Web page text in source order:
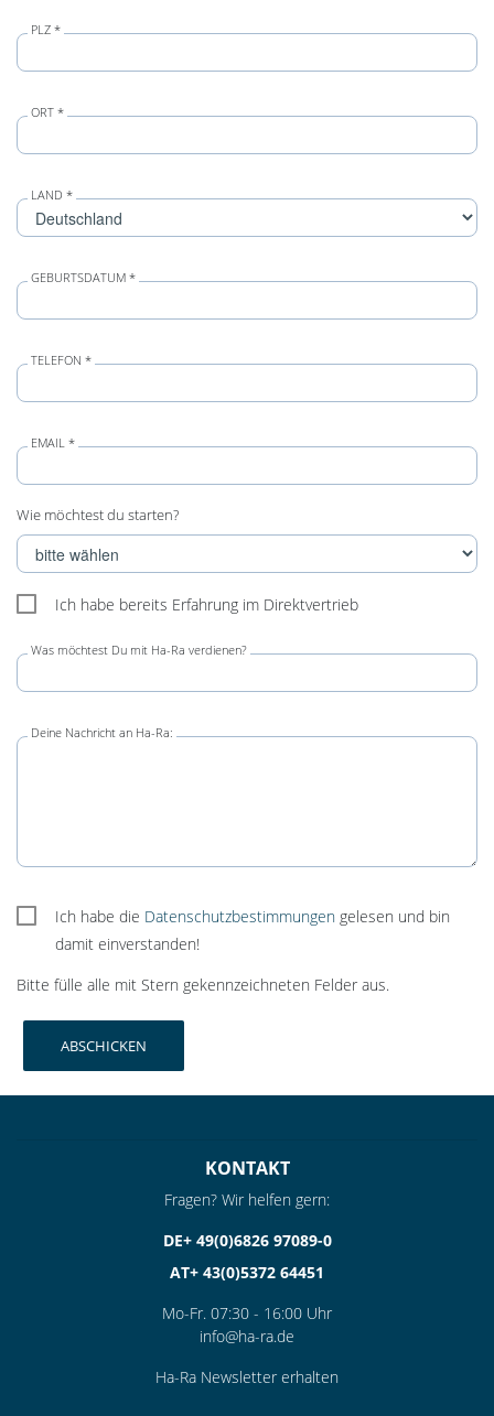
PLZ *
ORT *
LAND *
GEBURTSDATUM *
TELEFON *
EMAIL *
Wie möchtest du starten?
Ich habe bereits Erfahrung im Direktvertrieb
Was möchtest Du mit Ha-Ra verdienen?
Deine Nachricht an Ha-Ra:
Ich habe die Datenschutzbestimmungen gelesen und bin
damit einverstanden!
Bitte fülle alle mit Stern gekennzeichneten Felder aus.
KONTAKT
Fragen? Wir helfen gern:
DE+ 49(0)6826 97089-0
AT+ 43(0)5372 64451
Mo-Fr. 07:30 - 16:00 Uhr
info@ha-ra.de
Ha-Ra Newsletter erhalten